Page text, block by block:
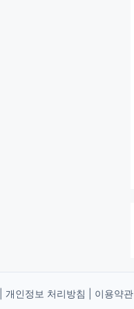
개인정보 처리방침 이용약관